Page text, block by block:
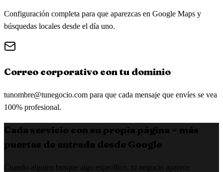
Configuración completa para que aparezcas en Google Maps y
búsquedas locales desde el día uno.
Correo corporativo con tu dominio
tunombre@tunegocio.com para que cada mensaje que envíes se vea
100% profesional.
Cada servicio con su propia página = más
puertas de entrada desde Google
Cuando alguien busque algo específico, tu negocio aparece